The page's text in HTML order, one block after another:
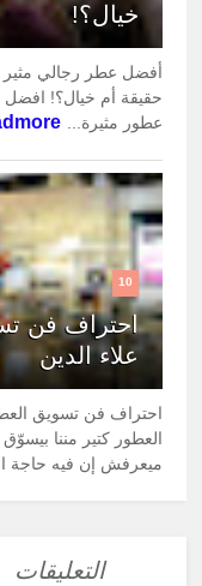
خيال؟!
أفضل عطر رجالي
حقيقة أم خيال؟!
عطور مثيرة...
10
احتراف فن
علاء الدين
احتراف فن تسويق
العطور كتير مننا
ميعرفش إن فيه حاجة
التعليقات